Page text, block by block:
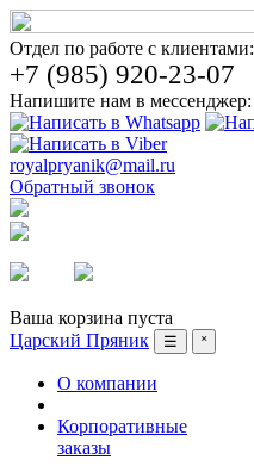
Отдел по работе с клиентами:
+7 (985) 920-23-07
Напишите нам в мессенджер:
royalpryanik@mail.ru
Обратный звонок
Ваша корзина пуста
Царский Пряник
☰ ˟
О компании
Корпоративные
заказы